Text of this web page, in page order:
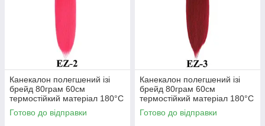
Канекалон полегшений ізі
брейд 80грам 60см
термостійкий матеріал 180°C
EZ-2 хвіст омбре Easy Braid
Готово до відправки
Канекалон полегшений ізі
брейд 80грам 60см
термостійкий матеріал 180°C
EZ-3 хвіст омбре Easy Braid
Готово до відправки